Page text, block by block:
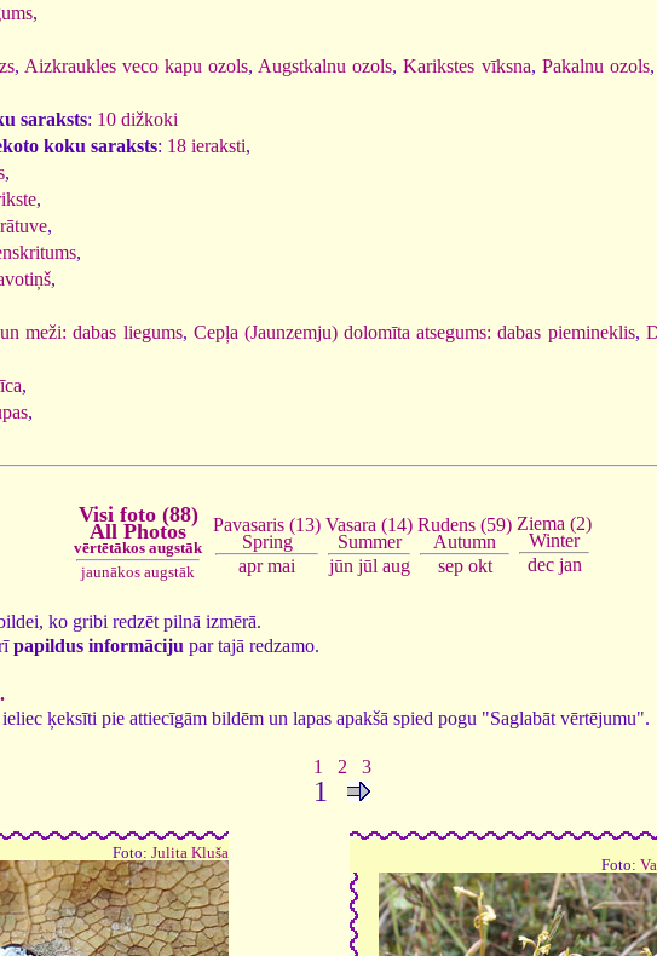
,
, Aizkraukles veco kapu ozols, Augstkalnu ozols,Karikstes vīksna, Pakalnu ozols,
saraksts: 10 dižkoki
koku saraksts: 18 ieraksti,
,
,
,
,
,
meži: dabas liegums, Cepļa (Jaunzemju) dolomīta atsegums: dabas piemineklis,
,
,
Visi foto (88)
All Photos
vērtētākos augstāk
jaunākos augstāk
Pavasaris (13)
Spring
apr mai
Vasara (14)
Summer
jūn jūl aug
Rudens (59)
Autumn
sep okt
Ziema (2)
Winter
dec jan
ko gribi redzēt pilnā izmērā.
papildus informāciju par tajā redzamo.
ķeksīti pie attiecīgām bildēm un lapas apakšā spied pogu "Saglabāt vērtējumu".
1 2 3
1
Foto: Julita Kluša
Foto: